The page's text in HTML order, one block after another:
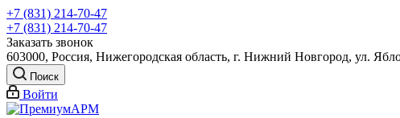
+7 (831) 214-70-47
+7 (831) 214-70-47
Заказать звонок
603000, Россия, Нижегородская область, г. Нижний Новгород, ул.
Поиск
Войти